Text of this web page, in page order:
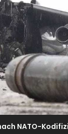
NATO-